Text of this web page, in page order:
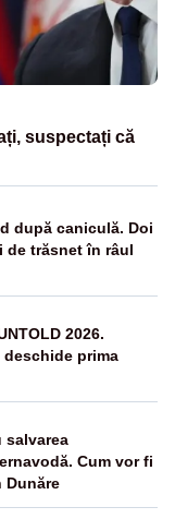
suspectați că
după caniculă. Doi
de trăsnet în râul
2026.
prima
salvarea
Cum vor fi
Dunăre